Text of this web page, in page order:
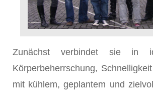
Zunächst verbindet sie in
Körperbeherrschung,
mit kühlem, geplantem und